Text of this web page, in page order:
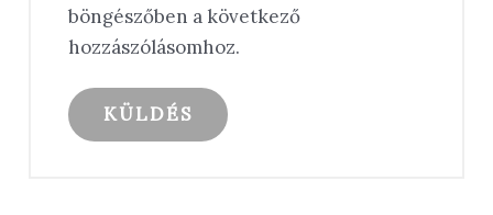
böngészőben a következő
hozzászólásomhoz.